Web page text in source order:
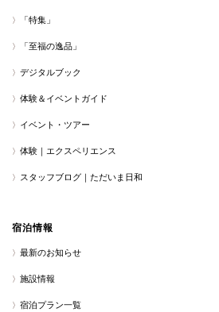
「特集」
「至福の逸品」
デジタルブック
体験＆イベントガイド
イベント・ツアー
体験｜エクスペリエンス
スタッフブログ｜ただいま日和
宿泊情報
最新のお知らせ
施設情報
宿泊プラン一覧